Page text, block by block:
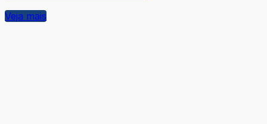
Veja mais